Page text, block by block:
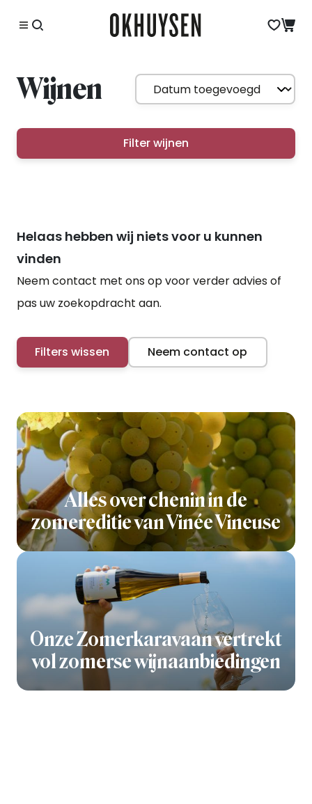
Wijnen
Filter wijnen
Helaas hebben wij niets voor u kunnen
vinden
Neem contact met ons op voor verder advies of
pas uw zoekopdracht aan.
Filters wissen Neem contact op
Alles over chenin in de
zomereditie van Vinée Vineuse
Onze Zomerkaravaan vertrekt
vol zomerse wijnaanbiedingen